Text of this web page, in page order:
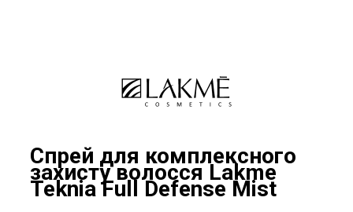
Спрей для комплексного
захисту волосся Lakme
Teknia Full Defense Mist